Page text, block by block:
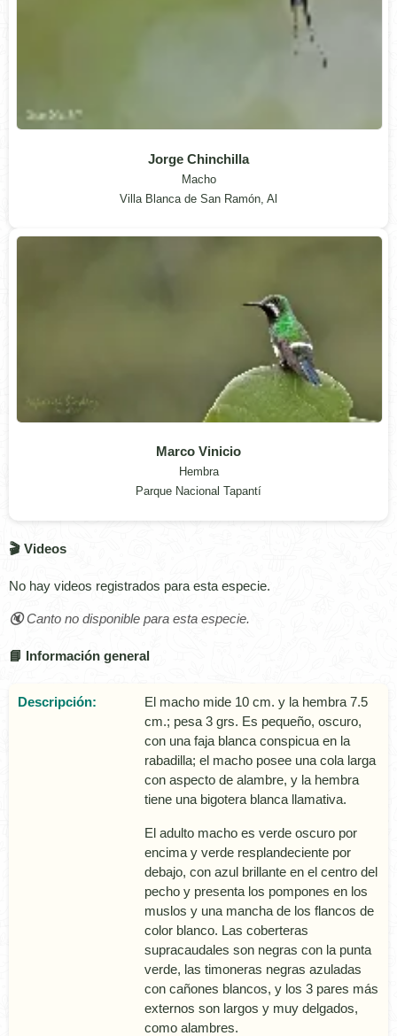
Jorge Chinchilla
Macho
Villa Blanca de San Ramón, Al
Marco Vinicio
Hembra
Parque Nacional Tapantí
🎬 Videos
No hay videos registrados para esta especie.
🔇 Canto no disponible para esta especie.
📘 Información general
Descripción:
El macho mide 10 cm. y la hembra 7.5
cm.; pesa 3 grs. Es pequeño, oscuro,
con una faja blanca conspicua en la
rabadilla; el macho posee una cola larga
con aspecto de alambre, y la hembra
tiene una bigotera blanca llamativa.
El adulto macho es verde oscuro por
encima y verde resplandeciente por
debajo, con azul brillante en el centro del
pecho y presenta los pompones en los
muslos y una mancha de los flancos de
color blanco. Las coberteras
supracaudales son negras con la punta
verde, las timoneras negras azuladas
con cañones blancos, y los 3 pares más
externos son largos y muy delgados,
como alambres.